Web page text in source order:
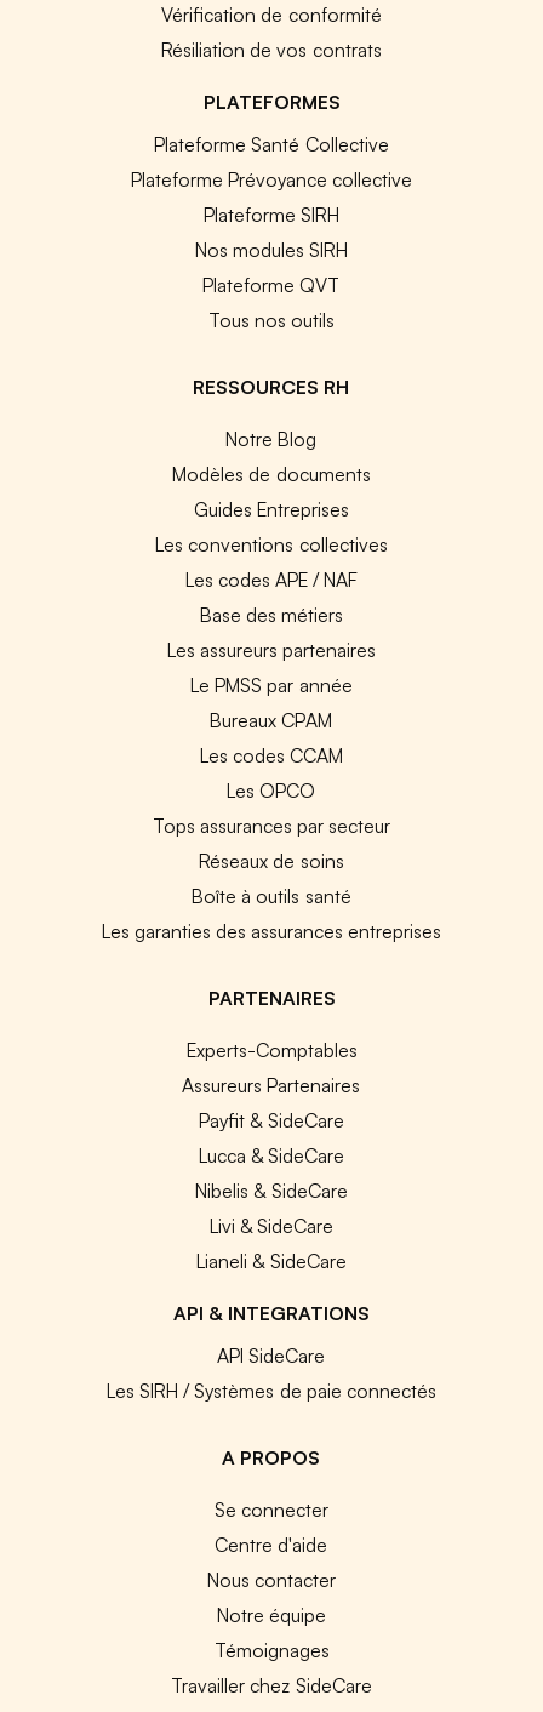
Vérification de conformité
Résiliation de vos contrats
PLATEFORMES
Plateforme Santé Collective
Plateforme Prévoyance collective
Plateforme SIRH
Nos modules SIRH
Plateforme QVT
Tous nos outils
RESSOURCES RH
Notre Blog
Modèles de documents
Guides Entreprises
Les conventions collectives
Les codes APE / NAF
Base des métiers
Les assureurs partenaires
Le PMSS par année
Bureaux CPAM
Les codes CCAM
Les OPCO
Tops assurances par secteur
Réseaux de soins
Boîte à outils santé
Les garanties des assurances entreprises
PARTENAIRES
Experts-Comptables
Assureurs Partenaires
Payfit & SideCare
Lucca & SideCare
Nibelis & SideCare
Livi & SideCare
Lianeli & SideCare
API & INTEGRATIONS
API SideCare
Les SIRH / Systèmes de paie connectés
A PROPOS
Se connecter
Centre d'aide
Nous contacter
Notre équipe
Témoignages
Travailler chez SideCare